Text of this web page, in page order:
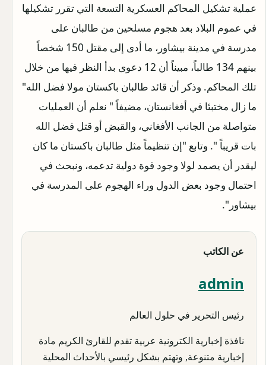
عملية تشكيل المحاكم العسكرية التسعة التي تقرر تشكيلها
في عموم البلاد بعد هجوم مسلحين من طالبان على
مدرسة في مدينة بيشاور، ما أدى إلى مقتل 150 شخصاً
بينهم 134 طالباً، مبيناً أن 12 دعوى بدأ النظر فيها من خلال
تلك المحاكم. وذكر أن قائد طالبان باكستان مولا فضل الله"
ما زال مختبئا في أفغانستان، مضيفاً " نعلم أن العمليات
متواصلة من الجانب الأفغاني، والقبض أو قتل فضل الله
بات قريباً ". وتابع "إن تنظيماً مثل طالبان باكستان ما كان
ليقدر أن يصمد لولا وجود قوة دولية تدعمه، ونبحث في
احتمال وجود بعض الدول وراء الهجوم على المدرسة في
بيشاور".
عن الكاتب
admin
رئيس التحرير في حلول العالم
نافذة إخبارية الكترونية عربية تقدم للقارئ الكريم مادة
إخبارية متنوعة, وتهتم بشكل رئيسي بالأحداث المحلية